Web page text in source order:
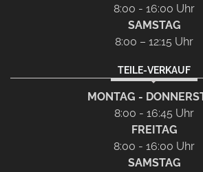
8:00 - 16:00 Uhr
SAMSTAG
8:00 – 12:15 Uhr
TEILE-VERKAUF
MONTAG -
8:00 - 16:45 Uhr
FREITAG
8:00 - 16:00 Uhr
SAMSTAG